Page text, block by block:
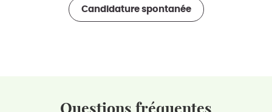
Candidature spontanée